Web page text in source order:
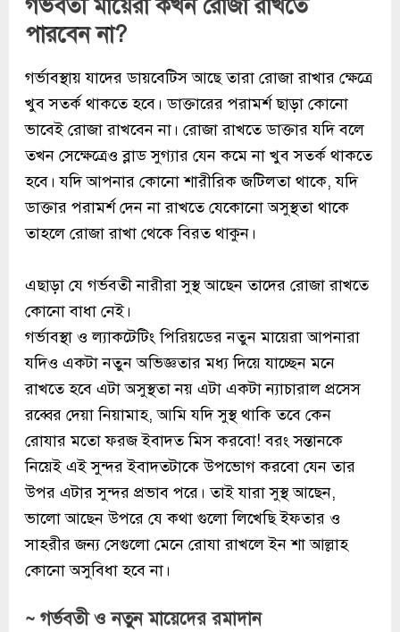
গর্ভবতী মায়েরা কখন রোজা রাখতে
পারবেন না?
গর্ভাবস্থায় যাদের ডায়বেটিস আছে তারা রোজা রাখার ক্ষেত্রে
খুব সতর্ক থাকতে হবে। ডাক্তারের পরামর্শ ছাড়া কোনো
ভাবেই রোজা রাখবেন না। রোজা রাখতে ডাক্তার যদি বলে
তখন সেক্ষেত্রেও ব্লাড সুগ্যার যেন কমে না খুব সতর্ক থাকতে
হবে। যদি আপনার কোনো শারীরিক জটিলতা থাকে, যদি
ডাক্তার পরামর্শ দেন না রাখতে যেকোনো অসুস্থতা থাকে
তাহলে রোজা রাখা থেকে বিরত থাকুন।
এছাড়া যে গর্ভবতী নারীরা সুস্থ আছেন তাদের রোজা রাখতে
কোনো বাধা নেই।
গর্ভাবস্থা ও ল্যাকটেটিং পিরিয়ডের নতুন মায়েরা আপনারা
যদিও একটা নতুন অভিজ্ঞতার মধ্য দিয়ে যাচ্ছেন মনে
রাখতে হবে এটা অসুস্থতা নয় এটা একটা ন্যাচারাল প্রসেস
রব্বের দেয়া নিয়ামাহ, আমি যদি সুস্থ থাকি তবে কেন
রোযার মতো ফরজ ইবাদত মিস করবো! বরং সন্তানকে
নিয়েই এই সুন্দর ইবাদতটাকে উপভোগ করবো যেন তার
উপর এটার সুন্দর প্রভাব পরে। তাই যারা সুস্থ আছেন,
ভালো আছেন উপরে যে কথা গুলো লিখেছি ইফতার ও
সাহরীর জন্য সেগুলো মেনে রোযা রাখলে ইন শা আল্লাহ
কোনো অসুবিধা হবে না।
~ গর্ভবতী ও নতুন মায়েদের রমাদান